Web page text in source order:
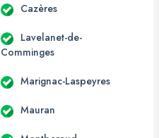
Cazères
Lavelanet-de-
Comminges
Marignac-Laspeyres
Mauran